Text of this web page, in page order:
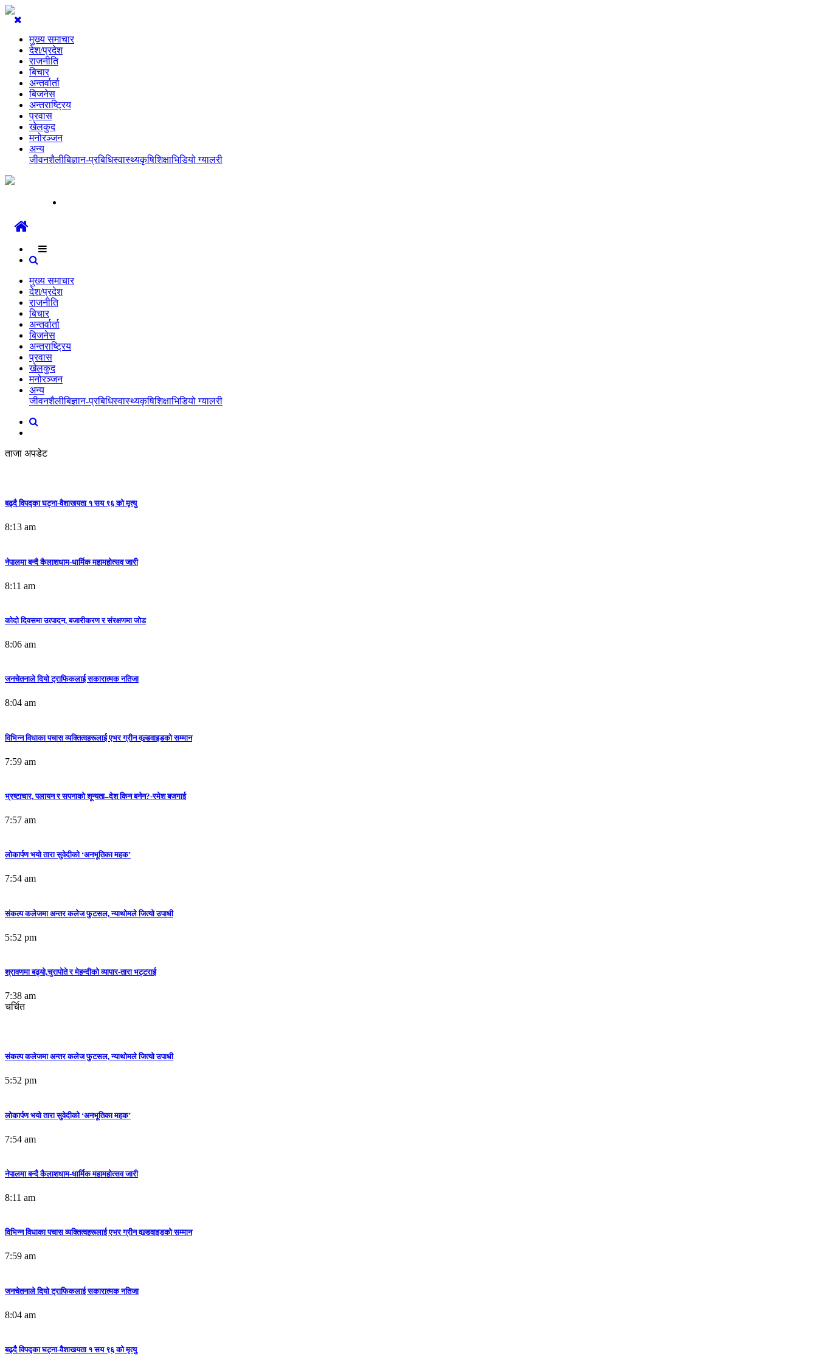
मुख्य समाचार
देश/प्रदेश
राजनीति
बिचार
अन्तर्वार्ता
बिजनेस
अन्तराष्ट्रिय
प्रवास
खेलकुद
मनोरञ्जन
अन्य
जीवनशैलीबिज्ञान-प्रबिधिस्वास्थ्यकृषिशिक्षाभिडियो ग्यालरी
मुख्य समाचार
देश/प्रदेश
राजनीति
बिचार
अन्तर्वार्ता
बिजनेस
अन्तराष्ट्रिय
प्रवास
खेलकुद
मनोरञ्जन
अन्य
जीवनशैलीबिज्ञान-प्रबिधिस्वास्थ्यकृषिशिक्षाभिडियो ग्यालरी
ताजा अपडेट
बढ्दै विपद्का घट्ना-वैशाखयता १ सय ९६ को मृत्यु
8:13 am
नेपालमा बन्दै कैलाशधाम-धार्मिक महामहोत्सव जारी
8:11 am
कोदो दिवसमा उत्पादन, बजारीकरण र संरक्षणमा जोड
8:06 am
जनचेतनाले दियो ट्राफिकलाई सकारात्मक नतिजा
8:04 am
विभिन्न विधाका पचास व्यक्तित्वहरूलाई एभर ग्रीन वल्र्डवाइडको सम्मान
7:59 am
भ्रष्टाचार, पलायन र सपनाको शून्यता–देश किन बनेन?-रमेश बजगाई
7:57 am
लोकार्पण भयो तारा सुवेदीको ‘अनभूतिका महक’
7:54 am
संकल्प कलेजमा अन्तर कलेज फुटसल, न्याथोमले जित्यो उपाधी
5:52 pm
श्रावणमा बढ्यो,चुरापोते र मेहन्दीको व्यापार-तारा भट्टराई
7:38 am
चर्चित
संकल्प कलेजमा अन्तर कलेज फुटसल, न्याथोमले जित्यो उपाधी
5:52 pm
लोकार्पण भयो तारा सुवेदीको ‘अनभूतिका महक’
7:54 am
नेपालमा बन्दै कैलाशधाम-धार्मिक महामहोत्सव जारी
8:11 am
विभिन्न विधाका पचास व्यक्तित्वहरूलाई एभर ग्रीन वल्र्डवाइडको सम्मान
7:59 am
जनचेतनाले दियो ट्राफिकलाई सकारात्मक नतिजा
8:04 am
बढ्दै विपद्का घट्ना-वैशाखयता १ सय ९६ को मृत्यु